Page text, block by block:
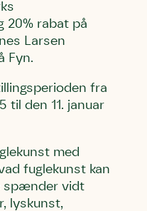
20% rabat på
Larsen
Fyn.
fra
til den 11. januar
med
fuglekunst kan
spænder vidt
lyskunst,